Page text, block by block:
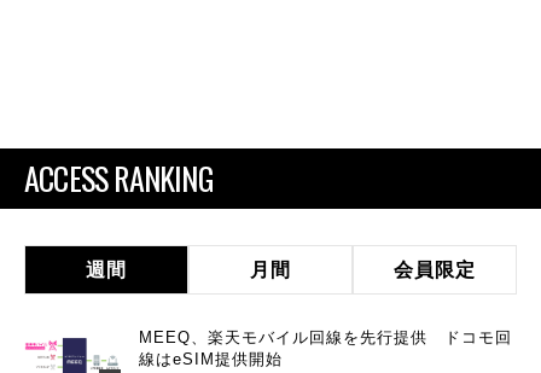
ACCESS RANKING
週間 月間 会員限定
MEEQ、楽天モバイル回線を先行提供 ドコモ回
線はeSIM提供開始